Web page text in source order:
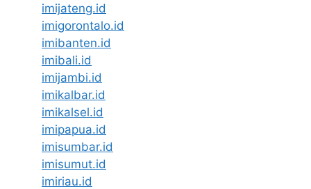
imijateng.id
imigorontalo.id
imibanten.id
imibali.id
imijambi.id
imikalbar.id
imikalsel.id
imipapua.id
imisumbar.id
imisumut.id
imiriau.id